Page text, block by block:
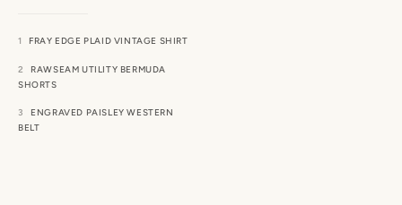
FRAY EDGE PLAID VINTAGE SHIRT
RAWSEAM UTILITY BERMUDA
SHORTS
ENGRAVED PAISLEY WESTERN
BELT